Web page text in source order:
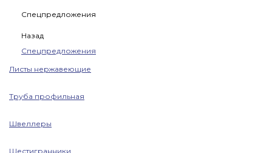
Спецпредложения
Назад
Спецпредложения
Листы нержавеющие
Труба профильная
Швеллеры
Шестигранники